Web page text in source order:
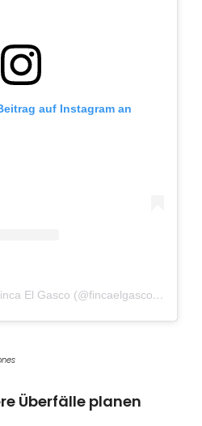
auf Instagram an
Ein Beitrag geteilt von Finca El Gasco (@fincaelgasco)am
Überfälle planen